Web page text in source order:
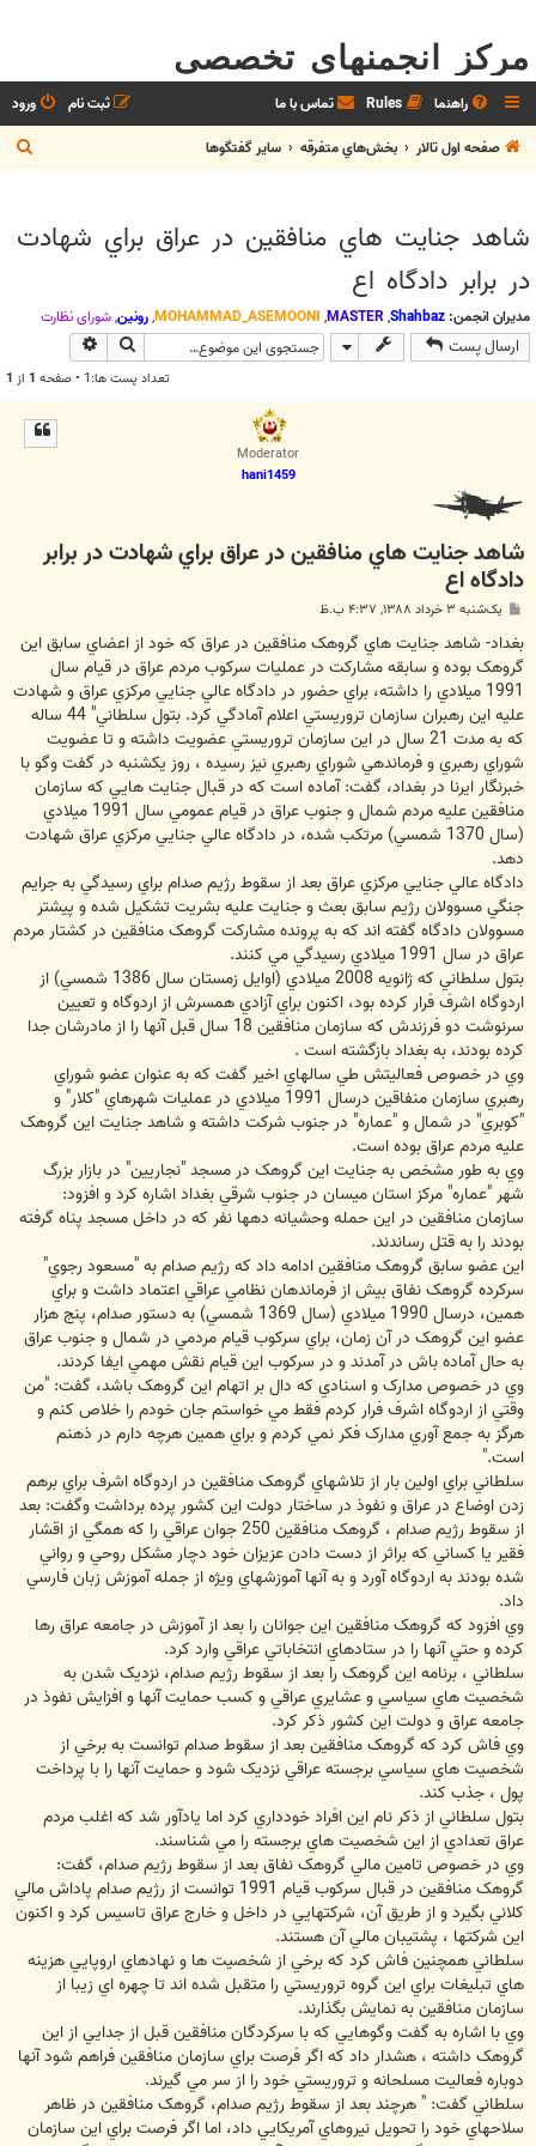
مرکز انجمنهای تخصصی
راهنما Rules تماس با ما ورود
ثبت نام
صفحه اول تالار
بخش‌‌هاي متفرقه ساير گفتگوها
س
شاهد جنايت هاي منافقين در عراق براي شهادت
در برابر دادگاه اع
مدیران انجمن: Shahbaz
,
MASTER
,
MOHAMMAD_ASEMOONI
,رونین,شوراي نظارت
ارسال پست جستجو
تعداد پست ها:1 • صفحه 1 از 1
Moderator
hani1459
شاهد جنايت هاي منافقين در عراق براي شهادت در برابر
دادگاه اع
ت
یک‌شنبه ۳ خرداد ۱۳۸۸, ۴:۳۷ ب.ظ
بغداد- شاهد جنايت هاي گروهک منافقين در عراق که خود از اعضاي سابق اين
گروهک بوده و سابقه مشارکت در عمليات سرکوب مردم عراق در قيام سال
1991 ميلادي را داشته، براي حضور در دادگاه عالي جنايي مرکزي عراق و شهادت
عليه اين رهبران سازمان تروريستي اعلام آمادگي کرد. بتول سلطاني" 44 ساله
که به مدت 21 سال در اين سازمان تروريستي عضويت داشته و تا عضويت
شوراي رهبري و فرماندهي شوراي رهبري نيز رسيده ، روز يکشنبه در گفت وگو با
خبرنگار ايرنا در بغداد، گفت: آماده است که در قبال جنايت هايي که سازمان
منافقين عليه مردم شمال و جنوب عراق در قيام عمومي سال 1991 ميلادي
(سال 1370 شمسي) مرتکب شده، در دادگاه عالي جنايي مرکزي عراق شهادت
دهد.
دادگاه عالي جنايي مرکزي عراق بعد از سقوط رژيم صدام براي رسيدگي به جرايم
جنگي مسوولان رژيم سابق بعث و جنايت عليه بشريت تشکيل شده و پيشتر
مسوولان دادگاه گفته اند که به پرونده مشارکت گروهک منافقين در کشتار مردم
عراق در سال 1991 ميلادي رسيدگي مي کنند.
بتول سلطاني که ژانويه 2008 ميلادي (اوايل زمستان سال 1386 شمسي) از
اردوگاه اشرف فرار کرده بود، اکنون براي آزادي همسرش از اردوگاه و تعيين
سرنوشت دو فرزندش که سازمان منافقين 18 سال قبل آنها را از مادرشان جدا
کرده بودند، به بغداد بازگشته است .
وي در خصوص فعاليتش طي سالهاي اخير گفت که به عنوان عضو شوراي
رهبري سازمان منفاقين درسال 1991 ميلادي در عمليات شهرهاي "کلار" و
"کوبري" در شمال و "عماره" در جنوب شرکت داشته و شاهد جنايت اين گروهک
عليه مردم عراق بوده است.
وي به طور مشخص به جنايت اين گروهک در مسجد "نجاريين" در بازار بزرگ
شهر "عماره" مرکز استان ميسان در جنوب شرقي بغداد اشاره کرد و افزود:
سازمان منافقين در اين حمله وحشيانه دهها نفر که در داخل مسجد پناه گرفته
بودند را به قتل رساندند.
اين عضو سابق گروهک منافقين ادامه داد که رژيم صدام به "مسعود رجوي"
سرکرده گروهک نفاق بيش از فرماندهان نظامي عراقي اعتماد داشت و براي
همين، درسال 1990 ميلادي (سال 1369 شمسي) به دستور صدام، پنج هزار
عضو اين گروهک در آن زمان، براي سرکوب قيام مردمي در شمال و جنوب عراق
به حال آماده باش در آمدند و در سرکوب اين قيام نقش مهمي ايفا کردند.
وي در خصوص مدارک و اسنادي که دال بر اتهام اين گروهک باشد، گفت: "من
وقتي از اردوگاه اشرف فرار کردم فقط مي خواستم جان خودم را خلاص کنم و
هرگز به جمع آوري مدارک فکر نمي کردم و براي همين هرچه دارم در ذهنم
است."
سلطاني براي اولين بار از تلاشهاي گروهک منافقين در اردوگاه اشرف براي برهم
زدن اوضاع در عراق و نفوذ در ساختار دولت اين کشور پرده برداشت وگفت: بعد
از سقوط رژيم صدام ، گروهک منافقين 250 جوان عراقي را که همگي از اقشار
فقير يا کساني که براثر از دست دادن عزيزان خود دچار مشکل روحي و رواني
شده بودند به اردوگاه آورد و به آنها آموزشهاي ويژه از جمله آموزش زبان فارسي
داد.
وي افزود که گروهک منافقين اين جوانان را بعد از آموزش در جامعه عراق رها
کرده و حتي آنها را در ستادهاي انتخاباتي عراقي وارد کرد.
سلطاني ، برنامه اين گروهک را بعد از سقوط رژيم صدام، نزديک شدن به
شخصيت هاي سياسي و عشايري عراقي و کسب حمايت آنها و افزايش نفوذ در
جامعه عراق و دولت اين کشور ذکر کرد.
وي فاش کرد که گروهک منافقين بعد از سقوط صدام توانست به برخي از
شخصيت هاي سياسي برجسته عراقي نزديک شود و حمايت آنها را با پرداخت
پول ، جذب کند.
بتول سلطاني از ذکر نام اين افراد خودداري کرد اما يادآور شد که اغلب مردم
عراق تعدادي از اين شخصيت هاي برجسته را مي شناسند.
وي در خصوص تامين مالي گروهک نفاق بعد از سقوط رژيم صدام، گفت:
گروهک منافقين در قبال سرکوب قيام 1991 توانست از رژيم صدام پاداش مالي
کلاني بگيرد و از طريق آن، شرکتهايي در داخل و خارج عراق تاسيس کرد و اکنون
اين شرکتها ، پشتيبان مالي آن هستند.
سلطاني همچنين فاش کرد که برخي از شخصيت ها و نهادهاي اروپايي هزينه
هاي تبليغات براي اين گروه تروريستي را متقبل شده اند تا چهره اي زيبا از
سازمان منافقين به نمايش بگذارند.
وي با اشاره به گفت وگوهايي که با سرکردگان منافقين قبل از جدايي از اين
گروهک داشته ، هشدار داد که اگر فرصت براي سازمان منافقين فراهم شود آنها
دوباره فعاليت مسلحانه و تروريستي خود را از سر مي گيرند.
سلطاني گفت: " هرچند بعد از سقوط رژيم صدام، گروهک منافقين در ظاهر
سلاحهاي خود را تحويل نيروهاي آمريکايي داد، اما اگر فرصت براي اين سازمان